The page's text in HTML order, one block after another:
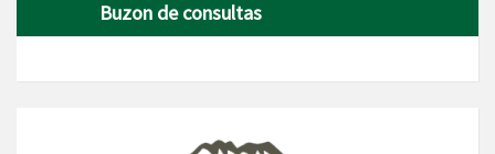
Buzon de consultas